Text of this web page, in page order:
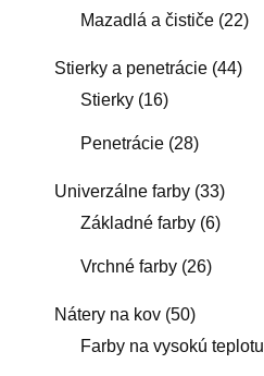
Mazadlá a čističe (22)
Stierky a penetrácie (44)
Stierky (16)
Penetrácie (28)
Univerzálne farby (33)
Základné farby (6)
Vrchné farby (26)
Nátery na kov (50)
Farby na vysokú teplotu